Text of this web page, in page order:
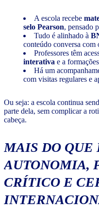
A escola recebe
selo Pearson, pensado
Tudo é alinhado à
conteúdo conversa com
Professores têm
interativa e a
Há um
com visitas regulares e
Ou seja: a escola continua
parte dela, sem complicar a
cabeça.
MAIS DO
AUTONOMIA,
CRÍTICO E